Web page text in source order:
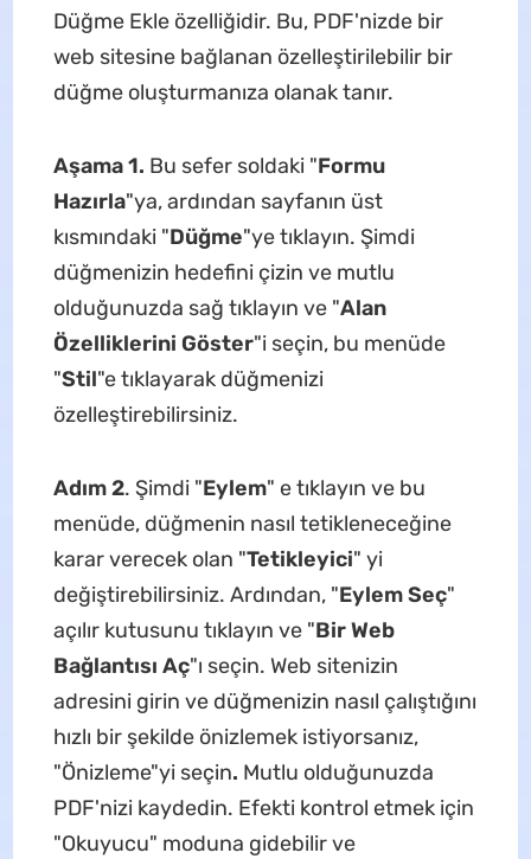
Düğme Ekle özelliğidir. Bu, PDF'nizde bir
web sitesine bağlanan özelleştirilebilir bir
düğme oluşturmanıza olanak tanır.
Aşama 1. Bu sefer soldaki "Formu
Hazırla"ya, ardından sayfanın üst
kısmındaki "Düğme"ye tıklayın. Şimdi
düğmenizin hedefini çizin ve mutlu
olduğunuzda sağ tıklayın ve "Alan
Özelliklerini Göster"i seçin, bu menüde
"Stil"e tıklayarak düğmenizi
özelleştirebilirsiniz.
Adım 2. Şimdi "Eylem" e tıklayın ve bu
menüde, düğmenin nasıl tetikleneceğine
karar verecek olan "Tetikleyici" yi
değiştirebilirsiniz. Ardından, "Eylem Seç"
açılır kutusunu tıklayın ve "Bir Web
Bağlantısı Aç"ı seçin. Web sitenizin
adresini girin ve düğmenizin nasıl çalıştığını
hızlı bir şekilde önizlemek istiyorsanız,
"Önizleme"yi seçin. Mutlu olduğunuzda
PDF'nizi kaydedin. Efekti kontrol etmek için
"Okuyucu" moduna gidebilir ve